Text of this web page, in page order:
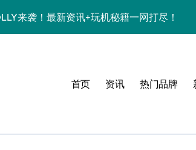
来袭！最新资讯+玩机秘籍一网打尽！
度揭秘：亮点全解析+超实用技巧大放送！
袭！小屏旗舰，亮点速览不容错过！
！亮点配置全盘点，速来围观！
速览资讯，畅享前沿智能科技魅力！
首页 资讯 热门品牌